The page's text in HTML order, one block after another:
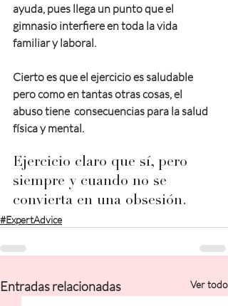
ayuda, pues llega un punto que el
gimnasio interfiere en toda la vida
familiar y laboral.
Cierto es que el ejercicio es saludable
pero como en tantas otras cosas, el
abuso tiene  consecuencias para la salud
física y mental.
Ejercicio claro que sí, pero
siempre y cuando no se
convierta en una obsesión.
#ExpertAdvice
Entradas relacionadas Ver todo